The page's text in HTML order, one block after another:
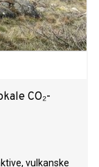
CO₂-
vulkanske